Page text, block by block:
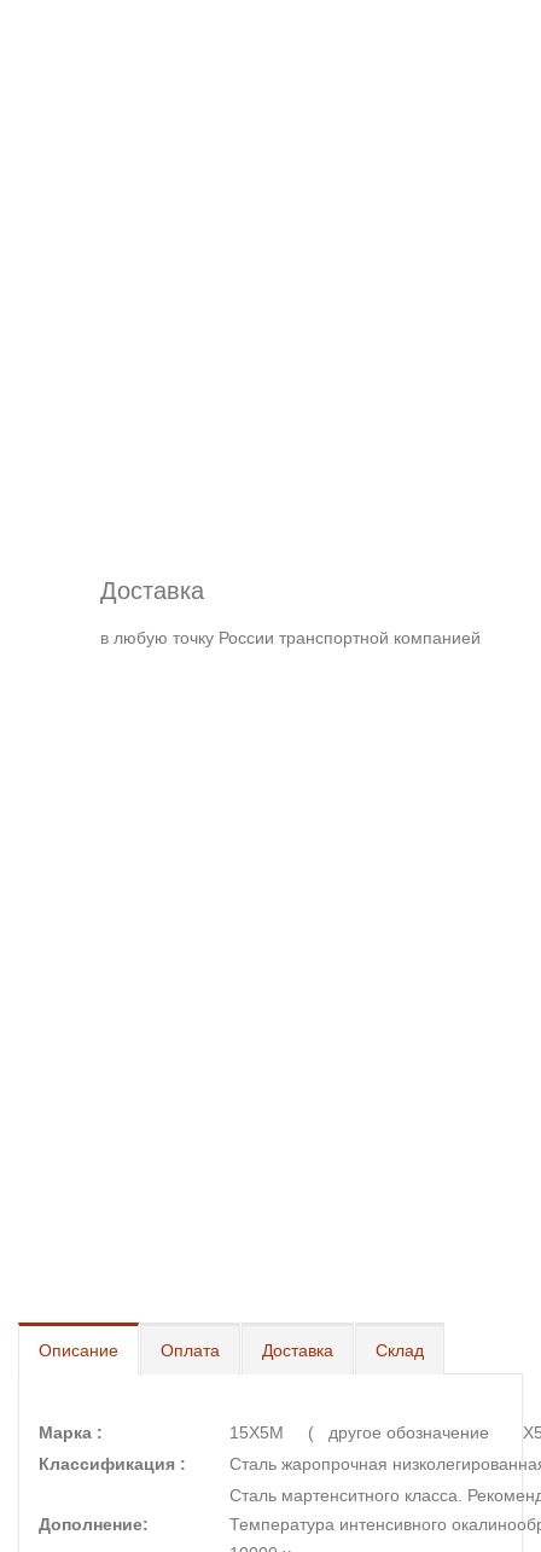
Доставка
в любую точку России транспортной компанией
Описание Оплата Доставка Склад
Марка :
15Х5М ( другое обозначение
Классификация :
Сталь жаропрочная
Дополнение:
Сталь мартенситного класса.
Температура интенсивного